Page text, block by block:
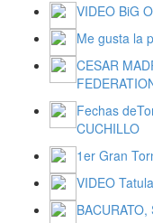
VIDEO BiG
Me gusta la
CESAR
Fechas
CUCHILLO
1er Gran
VIDEO